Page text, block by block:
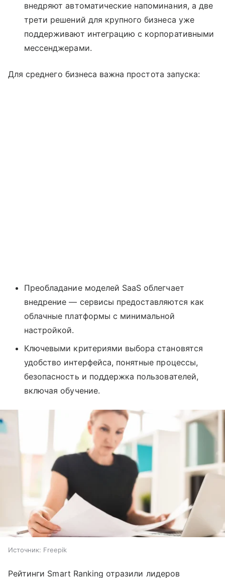
внедряют автоматические напоминания, а две
трети решений для крупного бизнеса уже
поддерживают интеграцию с корпоративными
мессенджерами.
Для среднего бизнеса важна простота запуска:
Преобладание моделей SaaS облегчает
внедрение — сервисы предоставляются как
облачные платформы с минимальной
настройкой.
Ключевыми критериями выбора становятся
удобство интерфейса, понятные процессы,
безопасность и поддержка пользователей,
включая обучение.
Источник: Freepik
Рейтинги Smart Ranking отразили лидеров